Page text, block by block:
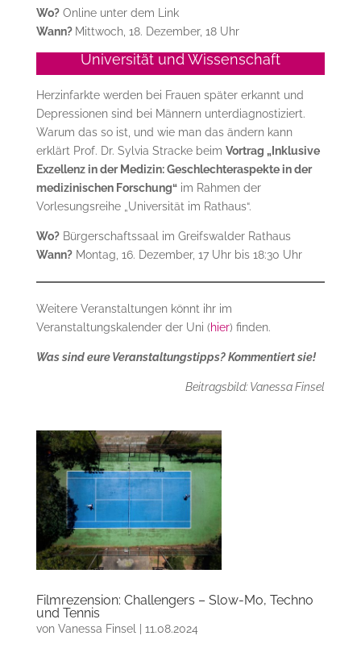
Wo?Online unter dem Link
Wann? Mittwoch, 18. Dezember, 18 Uhr
Universität und Wissenschaft
Herzinfarkte werden bei Frauen später erkannt und
Depressionen sind bei Männern unterdiagnostiziert.
Warum das so ist, und wie man das ändern kann
erklärt Prof. Dr. Sylvia Stracke beim Vortrag „Inklusive
Exzellenz in der Medizin: Geschlechteraspekte in der
medizinischen Forschung“im Rahmen der
Vorlesungsreihe „Universität im Rathaus“.
Wo?Bürgerschaftssaal im Greifswalder Rathaus
Wann?Montag, 16. Dezember, 17 Uhr bis 18:30 Uhr
Weitere Veranstaltungen könnt ihr im
Veranstaltungskalender der Uni (hier) finden.
Was sind eure Veranstaltungstipps? Kommentiert sie!
Beitragsbild: Vanessa Finsel
Filmrezension: Challengers – Slow-Mo, Techno
und Tennis
von Vanessa Finsel 11.08.2024